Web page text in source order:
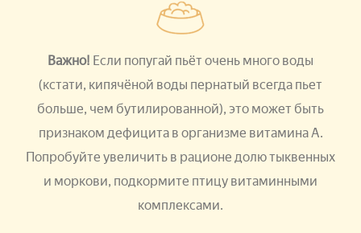
Важно! Если попугай пьёт очень много воды
(кстати, кипячёной воды пернатый всегда пьет
больше, чем бутилированной), это может быть
признаком дефицита в организме витамина А.
Попробуйте увеличить в рационе долю тыквенных
и моркови, подкормите птицу витаминными
комплексами.